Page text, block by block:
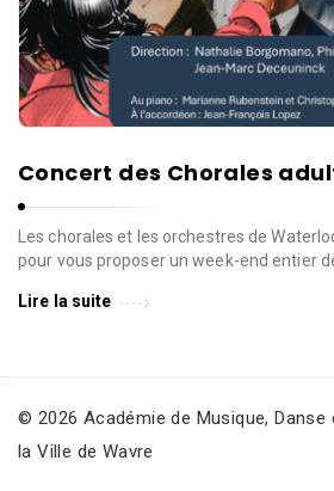
Concert des Chorales
Les chorales et les orchestres de
pour vous proposer un week-end entier
Lire la suite
© 2026 Académie de Musique, Danse
la Ville de Wavre